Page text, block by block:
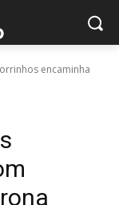
encaminha